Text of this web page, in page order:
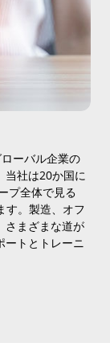
ーバル企業の
当社は20か国に
プ全体で見る
す。製造、オフ
さまざまな道が
ートとトレーニ